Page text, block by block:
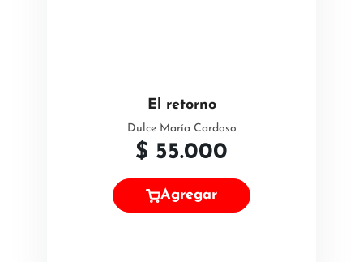
El retorno
Dulce María Cardoso
$ 55.000
Agregar